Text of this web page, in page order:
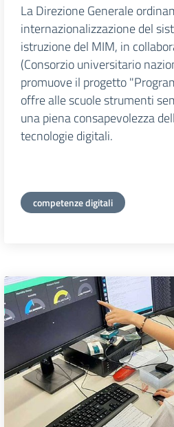
La Direzione Generale
internazionalizzazione del
istruzione del MIM, in
(Consorzio universitario
promuove il progetto
offre alle scuole strumenti
una piena consapevolezza
tecnologie digitali.
competenze digitali